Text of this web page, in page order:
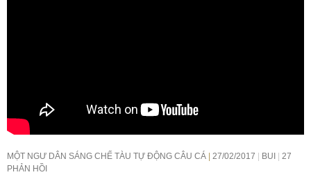
MỘT NGƯ DÂN SÁNG CHẾ TÀU TỰ ĐỘNG CÂU CÁ 27/02/2017 BUI
27
PHẢN HỒI